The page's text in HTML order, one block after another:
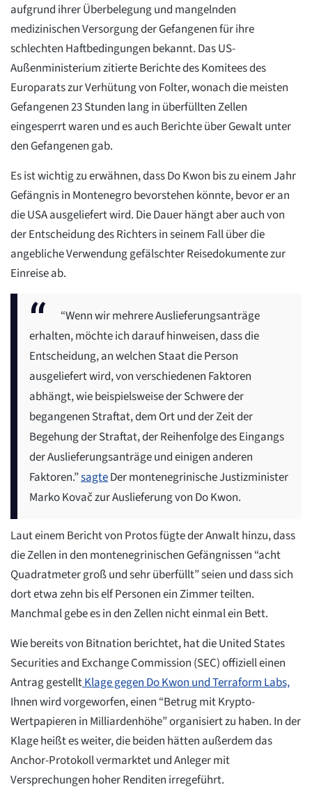
aufgrund ihrer Überbelegung und mangelnden
medizinischen Versorgung der Gefangenen für ihre
schlechten Haftbedingungen bekannt. Das US-
Außenministerium zitierte Berichte des Komitees des
Europarats zur Verhütung von Folter, wonach die meisten
Gefangenen 23 Stunden lang in überfüllten Zellen
eingesperrt waren und es auch Berichte über Gewalt unter
den Gefangenen gab.
Es ist wichtig zu erwähnen, dass Do Kwon bis zu einem Jahr
Gefängnis in Montenegro bevorstehen könnte, bevor er an
die USA ausgeliefert wird. Die Dauer hängt aber auch von
der Entscheidung des Richters in seinem Fall über die
angebliche Verwendung gefälschter Reisedokumente zur
Einreise ab.
“Wenn wir mehrere Auslieferungsanträge
erhalten, möchte ich darauf hinweisen, dass die
Entscheidung, an welchen Staat die Person
ausgeliefert wird, von verschiedenen Faktoren
abhängt, wie beispielsweise der Schwere der
begangenen Straftat, dem Ort und der Zeit der
Begehung der Straftat, der Reihenfolge des Eingangs
der Auslieferungsanträge und einigen anderen
Faktoren.”sagteDer montenegrinische Justizminister
Marko Kovač zur Auslieferung von Do Kwon.
Laut einem Bericht von Protos fügte der Anwalt hinzu, dass
die Zellen in den montenegrinischen Gefängnissen “acht
Quadratmeter groß und sehr überfüllt” seien und dass sich
dort etwa zehn bis elf Personen ein Zimmer teilten.
Manchmal gebe es in den Zellen nicht einmal ein Bett.
Wie bereits von Bitnation berichtet, hat die United States
Securities and Exchange Commission (SEC) offiziell einen
Antrag gestelltKlage gegen Do Kwon und Terraform Labs,
Ihnen wird vorgeworfen, einen “Betrug mit Krypto-
Wertpapieren in Milliardenhöhe” organisiert zu haben. In der
Klage heißt es weiter, die beiden hätten außerdem das
Anchor-Protokoll vermarktet und Anleger mit
Versprechungen hoher Renditen irregeführt.